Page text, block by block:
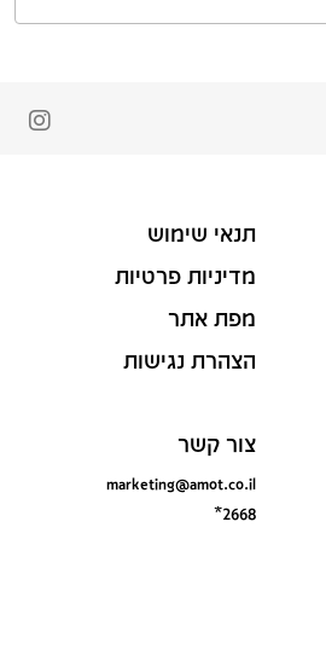
תנאי שימוש
מדיניות פרטיות
מפת אתר
הצהרת נגישות
צור קשר
marketing@amot.co.il
*2668